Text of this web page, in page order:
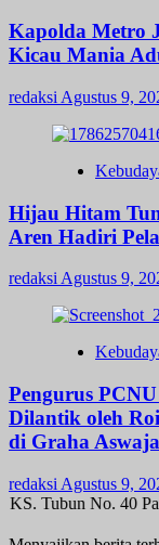
Kapolda Metro
Kicau Mania
redaksi Agustus 9,
Hijau Hitam
Aren Hadiri
redaksi Agustus 9,
Pengurus
Dilantik oleh
di Graha
redaksi Agustus 9,
Tubun No. 40